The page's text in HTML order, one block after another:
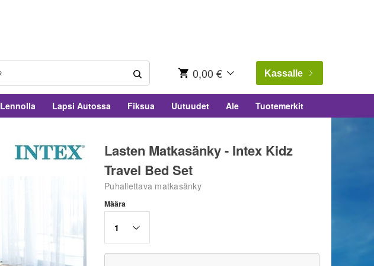
0,00 € Kassalle
Lennolla Lapsi Autossa Fiksua Uutuudet Ale Tuotemerkit
Lasten Matkasänky - Intex Kidz
Travel Bed Set
Puhallettava matkasänky
Määra
1